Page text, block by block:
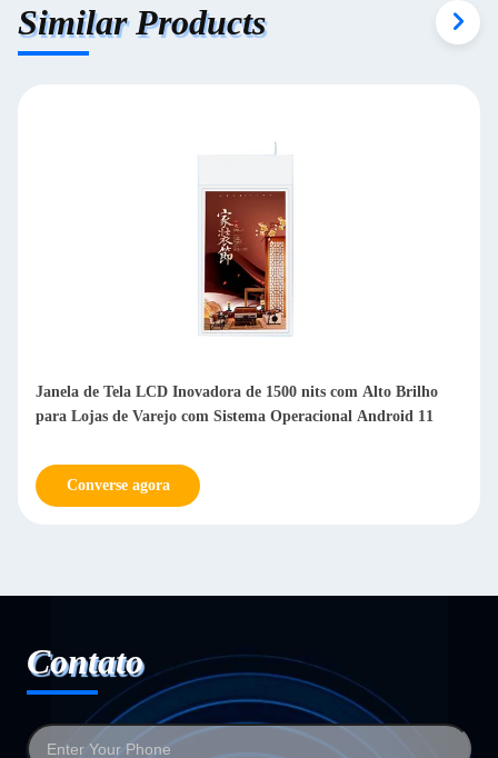
Similar Products
Janela de Tela LCD Inovadora de 1500 nits com Alto Brilho
para Lojas de Varejo com Sistema Operacional Android 11
Converse agora
Contato